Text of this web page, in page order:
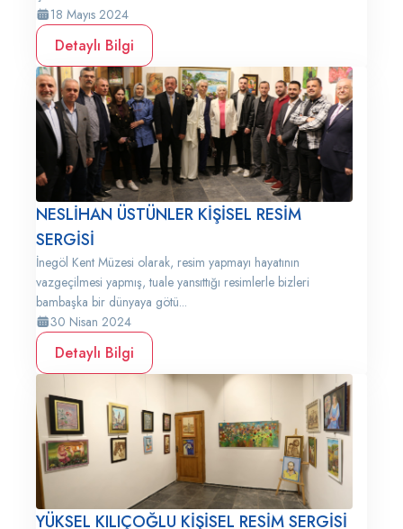
18 Mayıs 2024
Detaylı Bilgi
NESLİHAN ÜSTÜNLER KİŞİSEL RESİM
SERGİSİ
İnegöl Kent Müzesi olarak, resim yapmayı hayatının
vazgeçilmesi yapmış, tuale yansıttığı resimlerle bizleri
bambaşka bir dünyaya götü...
30 Nisan 2024
Detaylı Bilgi
YÜKSEL KILIÇOĞLU KİŞİSEL RESİM SERGİSİ